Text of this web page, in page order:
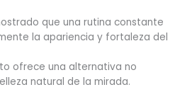
que una rutina constante
la apariencia y fortaleza del
ofrece una alternativa no
natural de la mirada.